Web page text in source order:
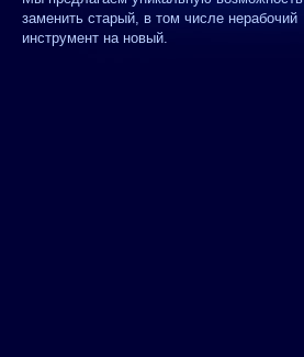
заменить старый, в том числе нерабочий
инструмент на новый.